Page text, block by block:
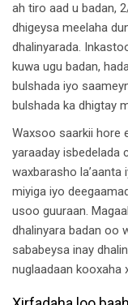
ah tiro aad u badan,
dhigeysa meelaha
dhalinyarada.
kuwa ugu badan,
bulshada iyo
bulshada ka dhigtay
Waxsoo saarkii hore
yaraaday isbedelada
waxbarasho la’aanta
miyiga iyo
usoo guuraan.
dhalinyara badan oo
sababeysa inay
nuglaadaan kooxaha